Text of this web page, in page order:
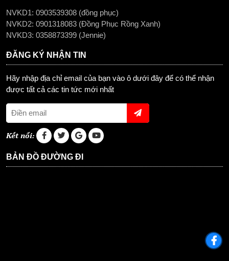
NVKD1: 0903539308 (đồng phục)
NVKD2: 0901318083 (Đồng Phục Rồng Xanh)
NVKD3: 0358873399 (Jennie)
ĐĂNG KÝ NHẬN TIN
Hãy nhập địa chỉ email của bạn vào ô dưới đây để có thể nhận
được tất cả các tin tức mới nhất
Kết nối:
BẢN ĐỒ ĐƯỜNG ĐI